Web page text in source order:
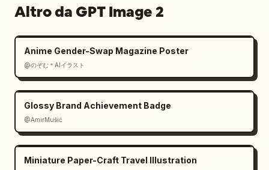
design","Riunione
tecnica","Merchandising","Controllo
qualità"]},{"title":"Presentazione del
capo","position":"in basso al
centro","count":5,"labels":["Look","Fronte e
retro finiti","Etichetta e
cm","Packaging","Dettaglio"]},
{"title":"Indossato finale","position":"in
basso, centro-destra","count":4,"labels":
["Drappeggio","Proporzione","Movimento in
azione","Primo piano"]},{"title":"Sintesi
causale","position":"in basso a
Altro da GPT Image 2
Anime Gender-Swap Magazine Poster
@のぞむ＊AIイラスト
Glossy Brand Achievement Badge
@AmirMušić
Miniature Paper-Craft Travel Illustration